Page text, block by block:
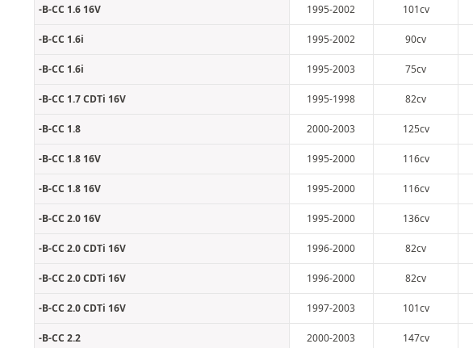
-B-CC 1.6 16V 1995-2002 101cv
-B-CC 1.6i 1995-2002 90cv
-B-CC 1.6i 1995-2003 75cv
-B-CC 1.7 CDTi 16V 1995-1998 82cv
-B-CC 1.8 2000-2003 125cv
-B-CC 1.8 16V 1995-2000 116cv
-B-CC 1.8 16V 1995-2000 116cv
-B-CC 2.0 16V 1995-2000 136cv
-B-CC 2.0 CDTi 16V 1996-2000 82cv
-B-CC 2.0 CDTi 16V 1996-2000 82cv
-B-CC 2.0 CDTi 16V 1997-2003 101cv
-B-CC 2.2 2000-2003 147cv